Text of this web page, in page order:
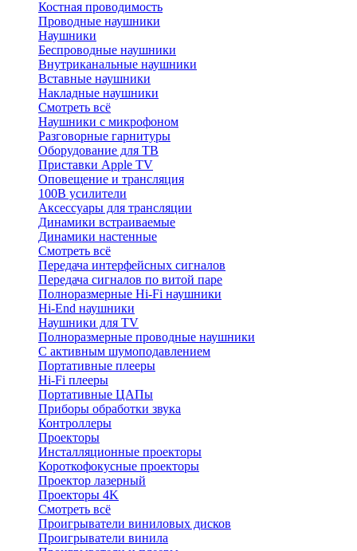
Костная проводимость
Проводные наушники
Наушники
Беспроводные наушники
Внутриканальные наушники
Вставные наушники
Накладные наушники
Смотреть всё
Наушники с микрофоном
Разговорные гарнитуры
Оборудование для ТВ
Приставки Apple TV
Оповещение и трансляция
100В усилители
Аксессуары для трансляции
Динамики встраиваемые
Динамики настенные
Смотреть всё
Передача интерфейсных сигналов
Передача сигналов по витой паре
Полноразмерные Hi-Fi наушники
Hi-End наушники
Наушники для TV
Полноразмерные проводные наушники
С активным шумоподавлением
Портативные плееры
Hi-Fi плееры
Портативные ЦАПы
Приборы обработки звука
Контроллеры
Проекторы
Инсталляционные проекторы
Короткофокусные проекторы
Проектор лазерный
Проекторы 4K
Смотреть всё
Проигрыватели виниловых дисков
Проигрыватели винила